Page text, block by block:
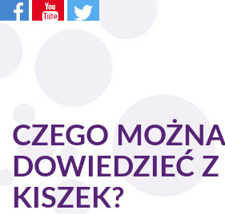
CZEGO
DOWIEDZIEĆ Z
KISZEK?